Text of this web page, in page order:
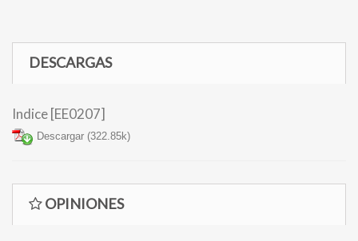
DESCARGAS
Indice [EE0207]
Descargar (322.85k)
OPINIONES